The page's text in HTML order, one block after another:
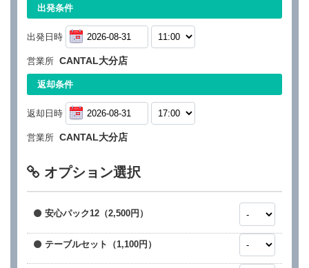
出発条件
出発日時
営業所 CANTAL大分店
返却条件
返却日時
営業所 CANTAL大分店
オプション選択
安心パック12（2,500円）
テーブルセット（1,100円）